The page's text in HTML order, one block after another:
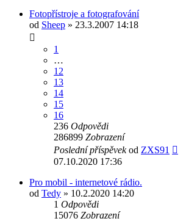
Fotopřístroje a fotografování
od Sheep » 23.3.2007 14:18
1
…
12
13
14
15
16
236 Odpovědi
286899 Zobrazení
Poslední příspěvekod ZXS91
07.10.2020 17:36
Pro mobil - internetové rádio.
od Tedy » 10.2.2020 14:20
1 Odpovědi
15076 Zobrazení